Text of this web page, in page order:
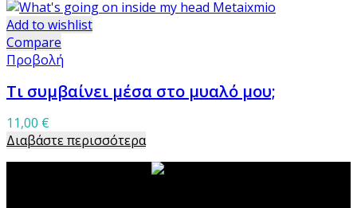
Add to wishlist
Compare
Προβολή
Τι συμβαίνει μέσα στο μυαλό μου;
11,00 €
Διαβάστε περισσότερα